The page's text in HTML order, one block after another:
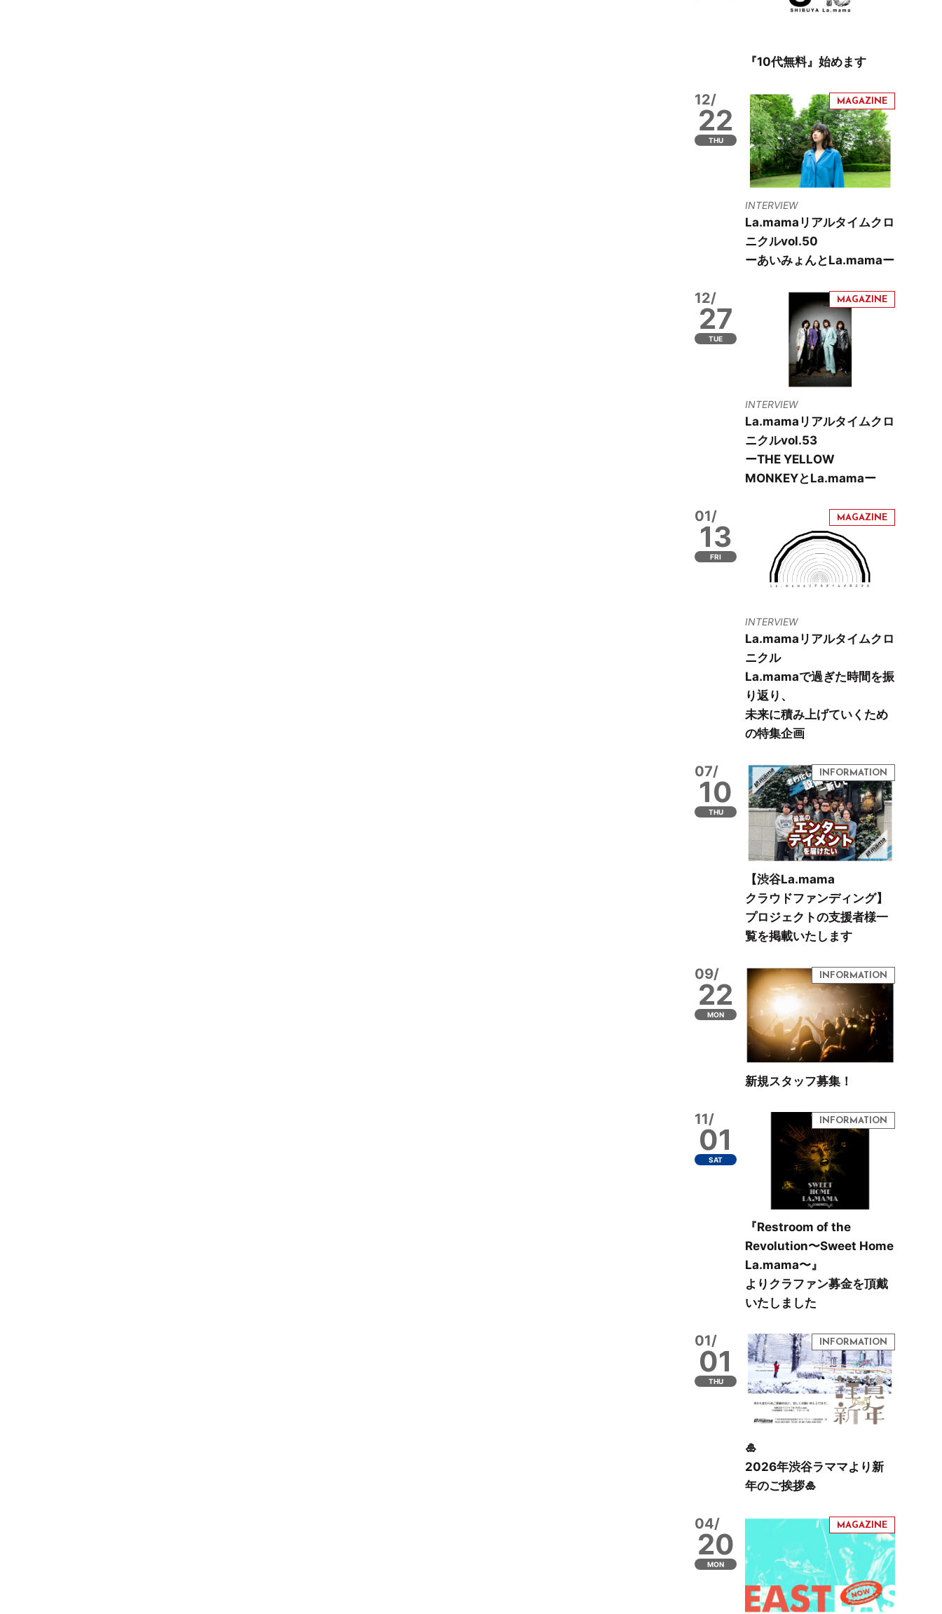
『10代無料』始めます
12/
22
THU
INTERVIEW
La.mamaリアルタイムクロ
ニクルvol.50
ーあいみょんとLa.mamaー
12/
27
TUE
INTERVIEW
La.mamaリアルタイムクロ
ニクルvol.53
ーTHE YELLOW
MONKEYとLa.mamaー
01/
13
FRI
INTERVIEW
La.mamaリアルタイムクロ
ニクル
La.mamaで過ぎた時間を振
り返り、
未来に積み上げていくため
の特集企画
07/
10
THU
【渋谷La.mama
クラウドファンディング】
プロジェクトの支援者様一
覧を掲載いたします
09/
22
MON
新規スタッフ募集！
11/
01
SAT
『Restroom of the
Revolution〜Sweet Home
La.mama〜』
よりクラファン募金を頂戴
いたしました
01/
01
THU
🎍
2026年渋谷ラママより新
年のご挨拶🎍
04/
20
MON